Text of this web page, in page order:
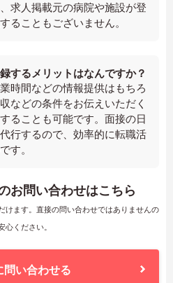
求人掲載元の病院や施設が登
ることもございません。
するメリットはなんですか？
時間などの情報提供はもちろ
などの条件をお伝えいただく
ることも可能です。面接の日
行するので、効率的に転職活
す。
お問い合わせはこちら
けます。直接の問い合わせではありませんの
心ください。
問い合わせる